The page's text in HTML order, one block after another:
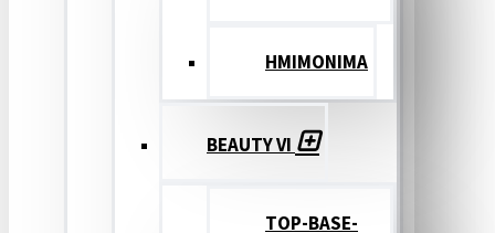
ΗΜΙΜΟΝΙΜΑ
BEAUTY VI
TOP-BASE-